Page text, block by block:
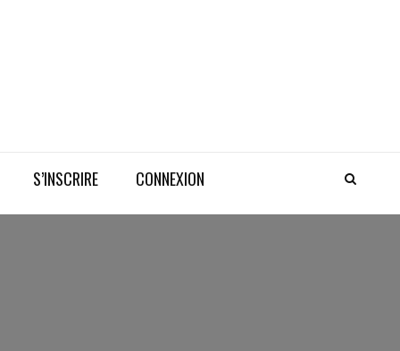
S’INSCRIRE CONNEXION